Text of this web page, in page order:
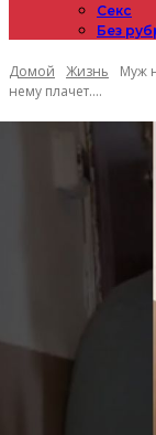
Секс
Без
Домой Жизнь
Муж
нему плачет....